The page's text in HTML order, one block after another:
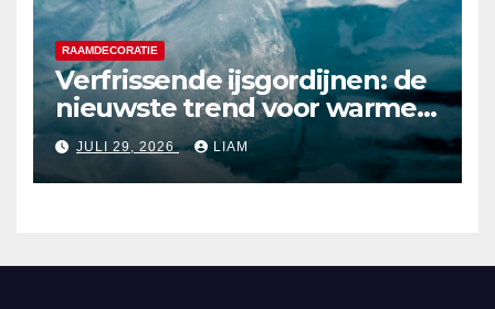
RAAMDECORATIE
Verfrissende ijsgordijnen: de
nieuwste trend voor warme
zomerdagen
JULI 29, 2026 LIAM